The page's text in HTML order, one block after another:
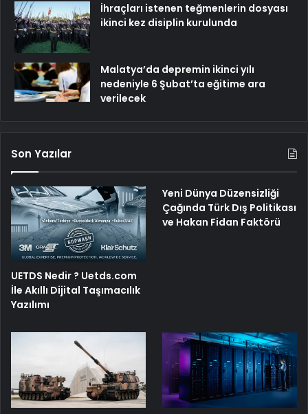
İhraçları istenen teğmenlerin dosyası
ikinci kez disiplin kurulunda
Malatya’da depremin ikinci yılı
nedeniyle 6 Şubat’ta eğitime ara
verilecek
Son Yazılar
UETDS Nedir ? Uetds.com
İle Akıllı Dijital Taşımacılık
Yazılımı
Yeni Dünya Düzensizliği
Çağında Türk Dış Politikası
ve Hakan Fidan Faktörü